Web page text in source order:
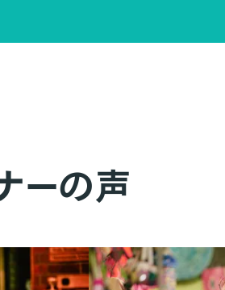
ーの声